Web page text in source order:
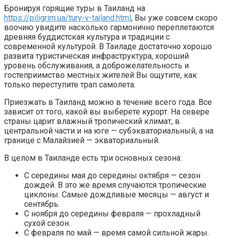
Бронируя горящие туры в Таиланд на
https://piligrim.ua/tury-v-tajland.html, Вы уже совсем скоро
воочию увидите насколько гармонично переплетаются
древняя буддистская культура и традиции с
современной культурой. В Таиладе достаточно хорошо
развита туристическая инфраструктура, хороший
уровень обслуживания, а доброжелательность и
гостеприимство местных жителей Вы ощутите, как
только переступите трап самолета.
Приезжать в Таиланд можно в течение всего года. Все
зависит от того, какой вы выберете курорт. На севере
страны царит влажный тропический климат, в
центральной части и на юге — субэкваториальный, а на
границе с Малайзией — экваториальный.
В целом в Таиланде есть три основных сезона:
С середины мая до середины октября — сезон
дождей. В это же время случаются тропические
циклоны. Самые дождливые месяцы — август и
сентябрь.
С ноября до середины февраля — прохладный
сухой сезон.
С февраля по май — время самой сильной жары.